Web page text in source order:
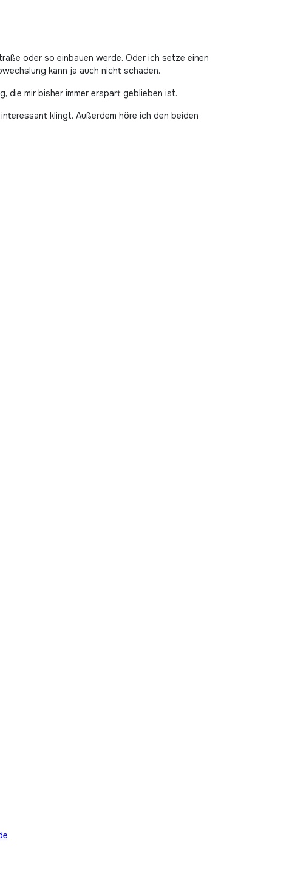
oder so einbauen werde. Oder ich setze einen
kann ja auch nicht schaden.
die mir bisher immer erspart geblieben ist.
klingt. Außerdem höre ich den beiden